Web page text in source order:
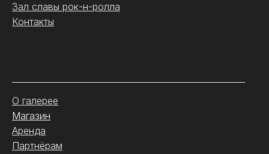
Зал славы рок-н-ролла
Контакты
О галерее
Магазин
Аренда
Партнёрам